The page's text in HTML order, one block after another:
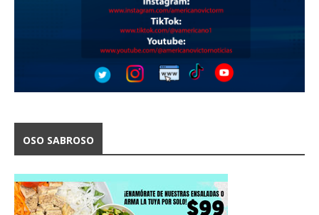
OSO SABROSO